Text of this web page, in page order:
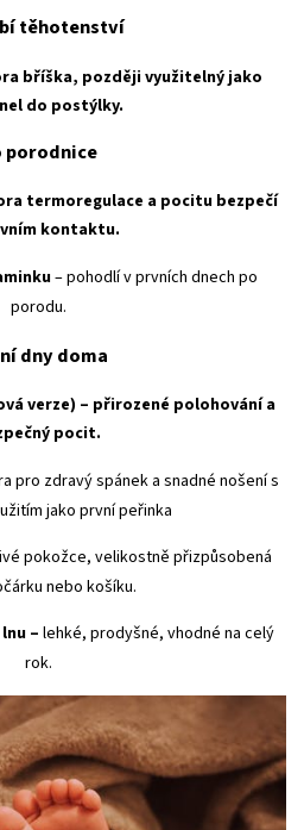
těhotenství
bříška, později využitelný jako
do postýlky.
porodnice
termoregulace a pocitu bezpečí
kontaktu.
– pohodlí v prvních dnech po
porodu.
dny doma
verze) – přirozené polohování a
pocit.
pro zdravý spánek a snadné nošenís
jako první peřinka
pokožce, velikostně přizpůsobená
nebo košíku.
– lehké, prodyšné, vhodné na celý
rok.